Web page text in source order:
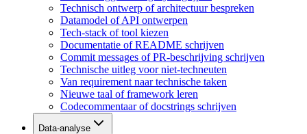
Technisch ontwerp of architectuur bespreken
Datamodel of API ontwerpen
Tech-stack of tool kiezen
Documentatie of README schrijven
Commit messages of PR-beschrijving schrijven
Technische uitleg voor niet-techneuten
Van requirement naar technische taken
Nieuwe taal of framework leren
Codecommentaar of docstrings schrijven
Data-analyse